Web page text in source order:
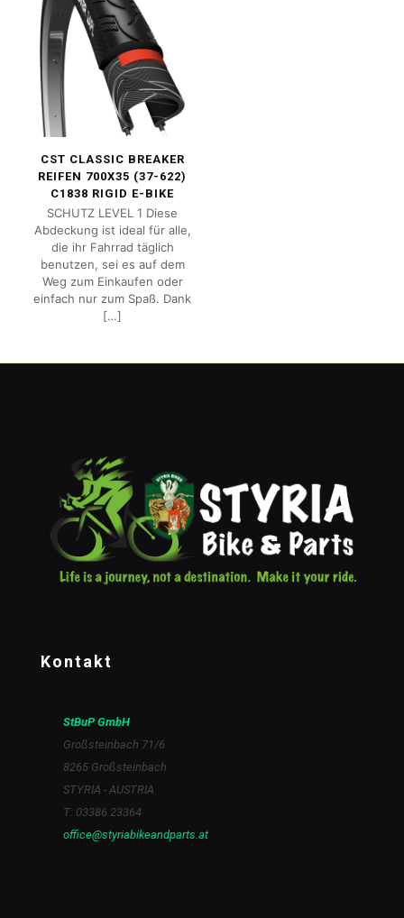
CST CLASSIC BREAKER
REIFEN 700X35 (37-622)
C1838 RIGID E-BIKE
SCHUTZ LEVEL 1 Diese
Abdeckung ist ideal für alle,
die ihr Fahrrad täglich
benutzen, sei es auf dem
Weg zum Einkaufen oder
einfach nur zum Spaß. Dank
[…]
Kontakt
StBuP GmbH
Großsteinbach 71/6
8265 Großsteinbach
STYRIA - AUSTRIA
T: 03386 23364
office@styriabikeandparts.at